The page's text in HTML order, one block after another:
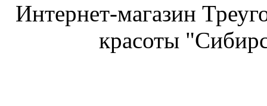
Интернет-магазин
красоты